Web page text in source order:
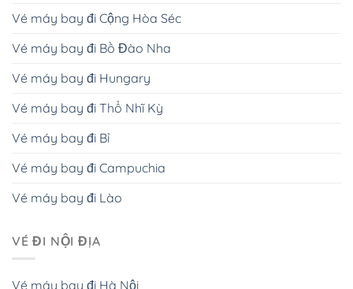
Vé máy bay đi Cộng Hòa Séc
Vé máy bay đi Bồ Đào Nha
Vé máy bay đi Hungary
Vé máy bay đi Thổ Nhĩ Kỳ
Vé máy bay đi Bỉ
Vé máy bay đi Campuchia
Vé máy bay đi Lào
VÉ ĐI NỘI ĐỊA
Vé máy bay đi Hà Nội